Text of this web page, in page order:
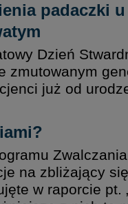
padaczki
Dzień
zmutowanym
już od
na zbliżający
w raporcie